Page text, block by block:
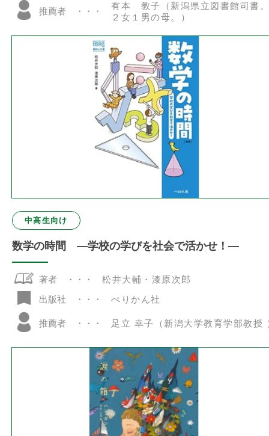
推薦者
有本 教子（新潟県立図書館司書。
２女１男の母。）
中高生向け
数学の時間 ―学校の学びを社会で活かせ！―
著者
松井大輔・漆原次郎
出版社
ぺりかん社
推薦者 足立 幸子（新潟大学教育学部教授